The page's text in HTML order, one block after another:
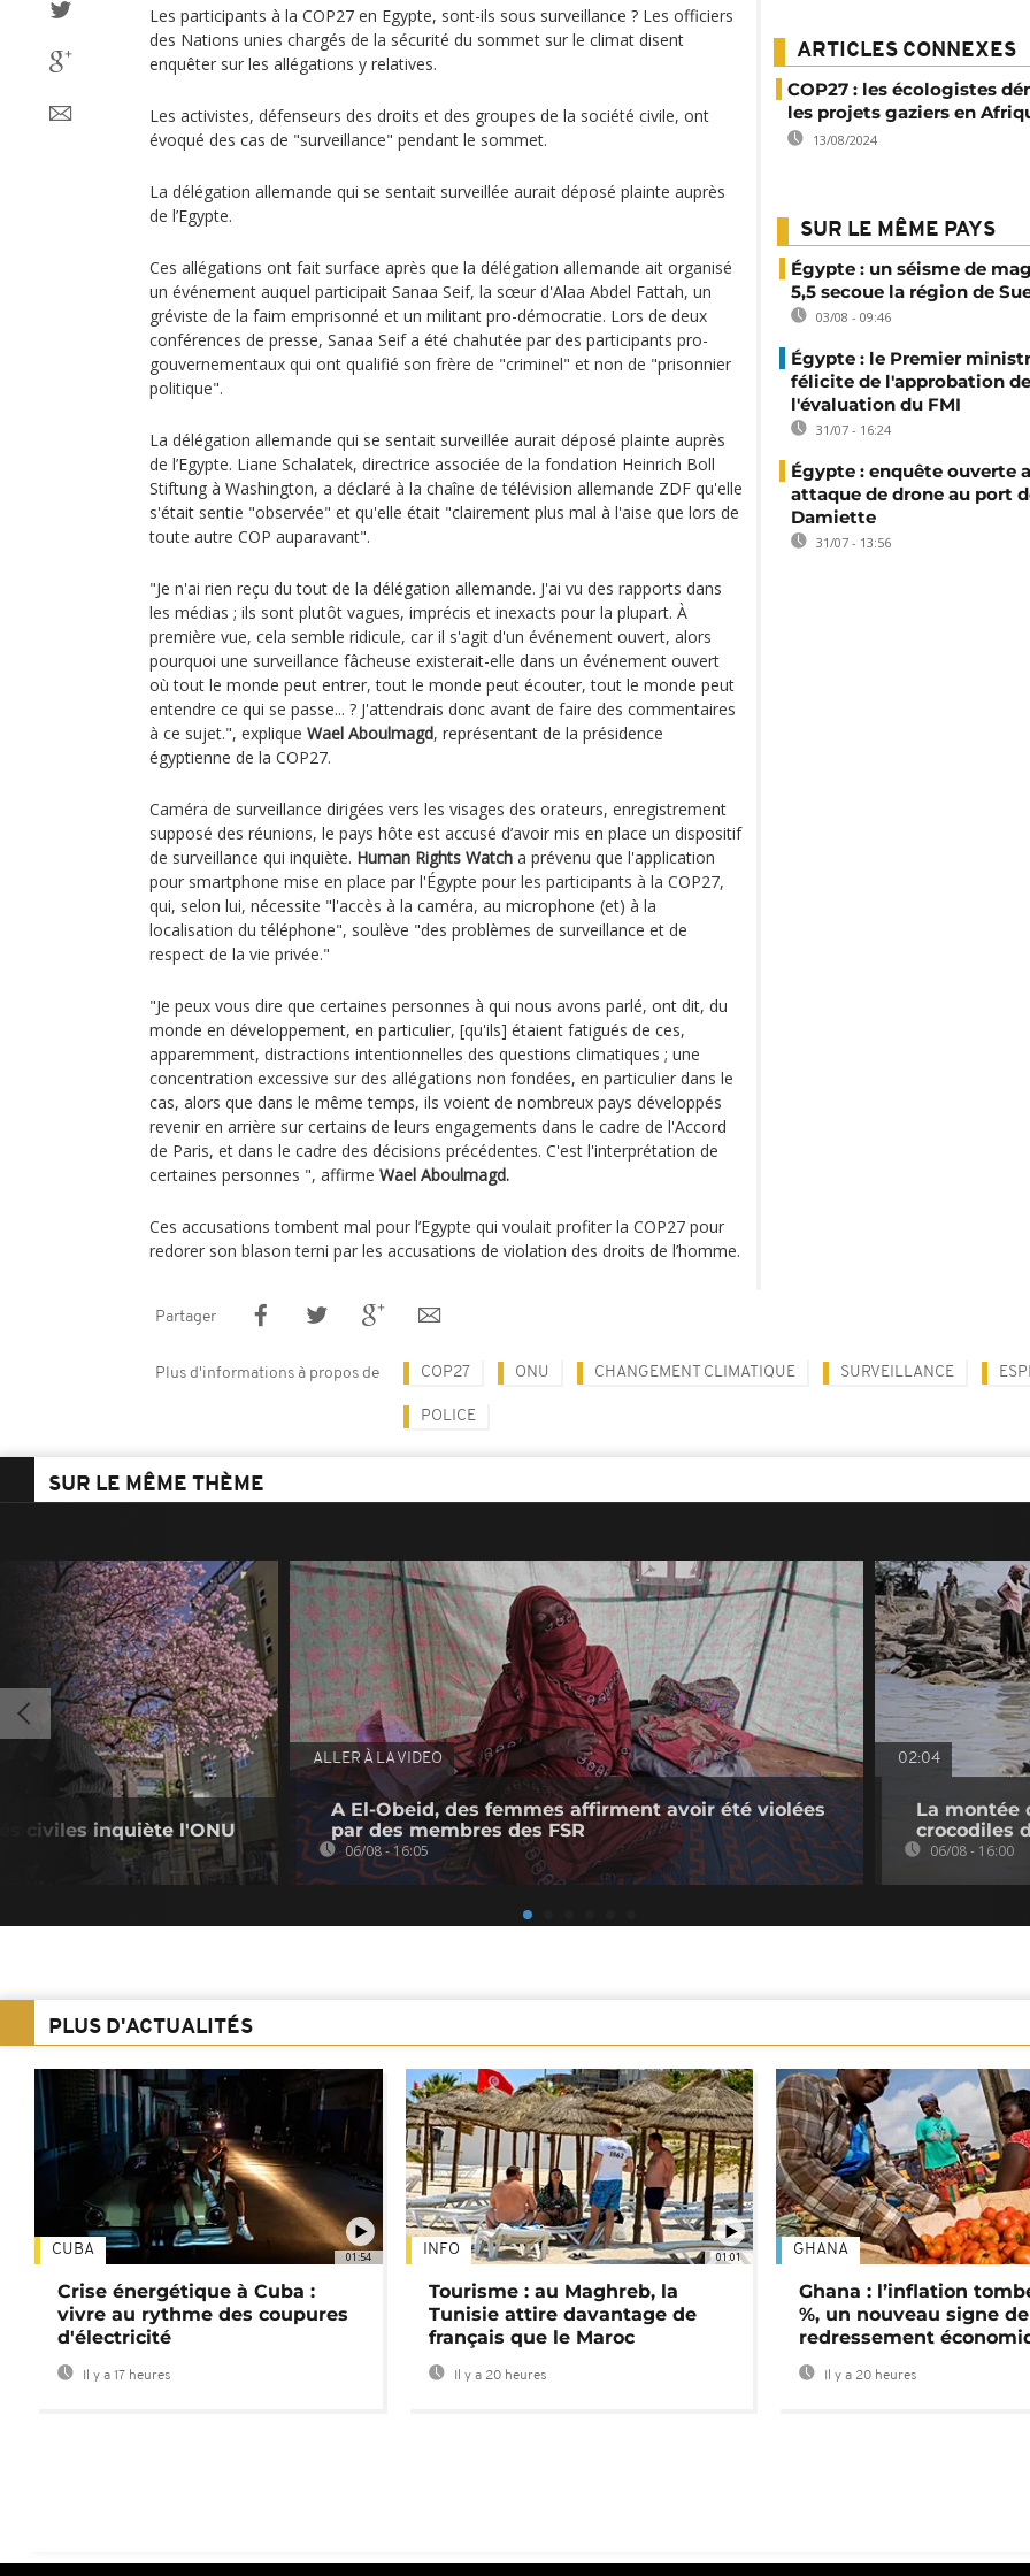
Les participants à la COP27 en Egypte, sont-ils sous surveillance ? Les officiers
des Nations unies chargés de la sécurité du sommet sur le climat disent
enquêter sur les allégations y relatives.
Les activistes, défenseurs des droits et des groupes de la société civile, ont
évoqué des cas de "surveillance" pendant le sommet.
La délégation allemande qui se sentait surveillée aurait déposé plainte auprès
de l’Egypte.
Ces allégations ont fait surface après que la délégation allemande ait organisé
un événement auquel participait Sanaa Seif, la sœur d'Alaa Abdel Fattah, un
gréviste de la faim emprisonné et un militant pro-démocratie. Lors de deux
conférences de presse, Sanaa Seif a été chahutée par des participants pro-
gouvernementaux qui ont qualifié son frère de "criminel" et non de "prisonnier
politique".
La délégation allemande qui se sentait surveillée aurait déposé plainte auprès
de l’Egypte. Liane Schalatek, directrice associée de la fondation Heinrich Boll
Stiftung à Washington, a déclaré à la chaîne de télévision allemande ZDF qu'elle
s'était sentie "observée" et qu'elle était "clairement plus mal à l'aise que lors de
toute autre COP auparavant".
"Je n'ai rien reçu du tout de la délégation allemande. J'ai vu des rapports dans
les médias ; ils sont plutôt vagues, imprécis et inexacts pour la plupart. À
première vue, cela semble ridicule, car il s'agit d'un événement ouvert, alors
pourquoi une surveillance fâcheuse existerait-elle dans un événement ouvert
où tout le monde peut entrer, tout le monde peut écouter, tout le monde peut
entendre ce qui se passe... ? J'attendrais donc avant de faire des commentaires
à ce sujet.", explique Wael Aboulmagd, représentant de la présidence
égyptienne de la COP27.
Caméra de surveillance dirigées vers les visages des orateurs, enregistrement
supposé des réunions, le pays hôte est accusé d’avoir mis en place un dispositif
de surveillance qui inquiète. Human Rights Watch a prévenu que l'application
pour smartphone mise en place par l'Égypte pour les participants à la COP27,
qui, selon lui, nécessite "l'accès à la caméra, au microphone (et) à la
localisation du téléphone", soulève "des problèmes de surveillance et de
respect de la vie privée."
"Je peux vous dire que certaines personnes à qui nous avons parlé, ont dit, du
monde en développement, en particulier, [qu'ils] étaient fatigués de ces,
apparemment, distractions intentionnelles des questions climatiques ; une
concentration excessive sur des allégations non fondées, en particulier dans le
cas, alors que dans le même temps, ils voient de nombreux pays développés
revenir en arrière sur certains de leurs engagements dans le cadre de l'Accord
de Paris, et dans le cadre des décisions précédentes. C'est l'interprétation de
certaines personnes ", affirme Wael Aboulmagd.
Ces accusations tombent mal pour l’Egypte qui voulait profiter la COP27 pour
redorer son blason terni par les accusations de violation des droits de l’homme.
ARTICLES CONNEXES
COP27 : les écologistes
les projets gaziers en
13/08/2024
SUR LE MÊME PAYS
Égypte : un séisme de
5,5 secoue la région de
03/08 - 09:46
Égypte : le Premier
félicite de l'approbation de
l'évaluation du FMI
31/07 - 16:24
Égypte : enquête ouverte
attaque de drone au port
Damiette
31/07 - 13:56
Partager
Plus d'informations à propos de COP27 ONU CHANGEMENT CLIMATIQUE SURVEILLANCE
POLICE
SUR LE MÊME THÈME
civiles inquiète l'ONU
ALLER À LA VIDEO
A El-Obeid, des femmes affirment avoir été violées
par des membres des FSR
06/08 - 16:05
02:04
La montée
crocodiles
06/08 - 16:00
PLUS D'ACTUALITÉS
01:54
CUBA
Crise énergétique à Cuba :
vivre au rythme des coupures
d'électricité
Il y a 17 heures
01:01
INFO
Tourisme : au Maghreb, la
Tunisie attire davantage de
français que le Maroc
Il y a 20 heures
GHANA
Ghana : l’inflation
%, un nouveau signe de
redressement
Il y a 20 heures